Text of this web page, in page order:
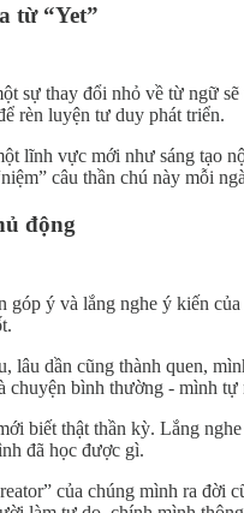
từ “Yet”
sự thay đổi nhỏ về từ ngữ
rèn luyện tư duy phát triển.
lĩnh vực mới như sáng tạo
câu thần chú này mỗi
động
góp ý và lắng nghe ý kiến
lâu dần cũng thành quen,
chuyện bình thường - mình tự
biết thật thần kỳ. Lắng
đã học được gì.
của chúng mình ra đời